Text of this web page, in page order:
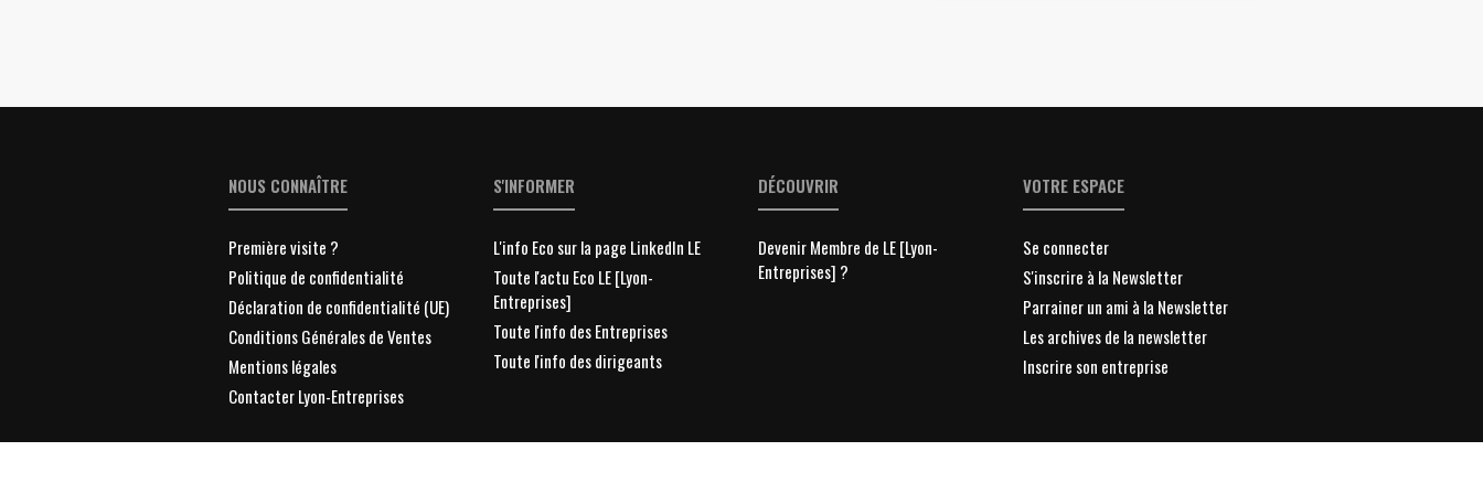
NOUS CONNAÎTRE
Première visite ?
Politique de confidentialité
Déclaration de confidentialité (UE)
Conditions Générales de Ventes
Mentions légales
Contacter Lyon-Entreprises
S'INFORMER
L'info Eco sur la page LinkedIn LE
Toute l'actu Eco LE [Lyon-
Entreprises]
Toute l'info des Entreprises
Toute l'info des dirigeants
DÉCOUVRIR
Devenir Membre de LE [Lyon-
Entreprises] ?
VOTRE ESPACE
Se connecter
S'inscrire à la Newsletter
Parrainer un ami à la Newsletter
Les archives de la newsletter
Inscrire son entreprise